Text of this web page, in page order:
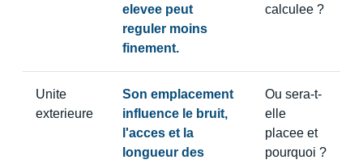
elevee peut
reguler moins
finement.
calculee ?
Unite
exterieure
Son emplacement
influence le bruit,
l'acces et la
longueur des
Ou sera-t-
elle
placee et
pourquoi ?